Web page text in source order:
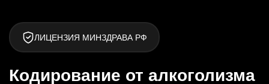
ЛИЦЕНЗИЯ МИНЗДРАВА РФ
Кодирование от алкоголизма